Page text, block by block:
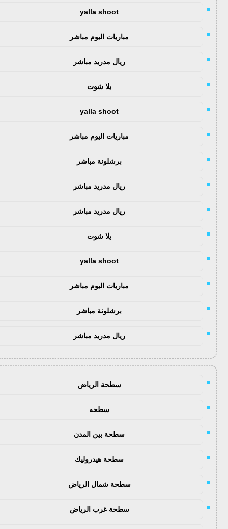
yalla shoot
مباريات اليوم مباشر
ريال مدريد مباشر
يلا شوت
yalla shoot
مباريات اليوم مباشر
برشلونة مباشر
ريال مدريد مباشر
ريال مدريد مباشر
يلا شوت
yalla shoot
مباريات اليوم مباشر
برشلونة مباشر
ريال مدريد مباشر
سطحة الرياض
سطحه
سطحة بين المدن
سطحة هيدروليك
سطحة شمال الرياض
سطحة غرب الرياض